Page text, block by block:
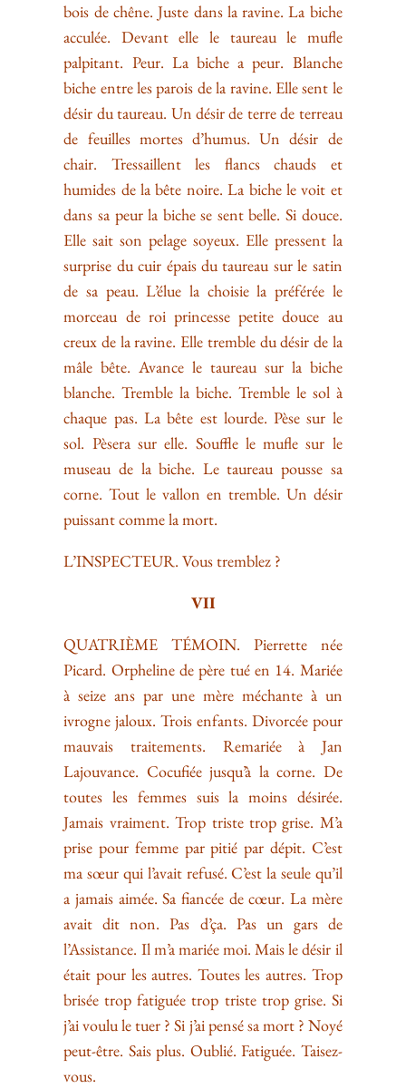
bois de chêne. Juste dans la ravine. La biche
acculée. Devant elle le taureau le mufle
palpitant. Peur. La biche a peur. Blanche
biche entre les parois de la ravine. Elle sent le
désir du taureau. Un désir de terre de terreau
de feuilles mortes d’humus. Un désir de
chair. Tressaillent les flancs chauds et
humides de la bête noire. La biche le voit et
dans sa peur la biche se sent belle. Si douce.
Elle sait son pelage soyeux. Elle pressent la
surprise du cuir épais du taureau sur le satin
de sa peau. L’élue la choisie la préférée le
morceau de roi princesse petite douce au
creux de la ravine. Elle tremble du désir de la
mâle bête. Avance le taureau sur la biche
blanche. Tremble la biche. Tremble le sol à
chaque pas. La bête est lourde. Pèse sur le
sol. Pèsera sur elle. Souffle le mufle sur le
museau de la biche. Le taureau pousse sa
corne. Tout le vallon en tremble. Un désir
puissant comme la mort.
L’INSPECTEUR. Vous tremblez ?
VII
QUATRIÈME TÉMOIN. Pierrette née
Picard. Orpheline de père tué en 14. Mariée
à seize ans par une mère méchante à un
ivrogne jaloux. Trois enfants. Divorcée pour
mauvais traitements. Remariée à Jan
Lajouvance. Cocufiée jusqu’à la corne. De
toutes les femmes suis la moins désirée.
Jamais vraiment. Trop triste trop grise. M’a
prise pour femme par pitié par dépit. C’est
ma sœur qui l’avait refusé. C’est la seule qu’il
a jamais aimée. Sa fiancée de cœur. La mère
avait dit non. Pas d’ça. Pas un gars de
l’Assistance. Il m’a mariée moi. Mais le désir il
était pour les autres. Toutes les autres. Trop
brisée trop fatiguée trop triste trop grise. Si
j’ai voulu le tuer ? Si j’ai pensé sa mort ? Noyé
peut-être. Sais plus. Oublié. Fatiguée. Taisez-
vous.